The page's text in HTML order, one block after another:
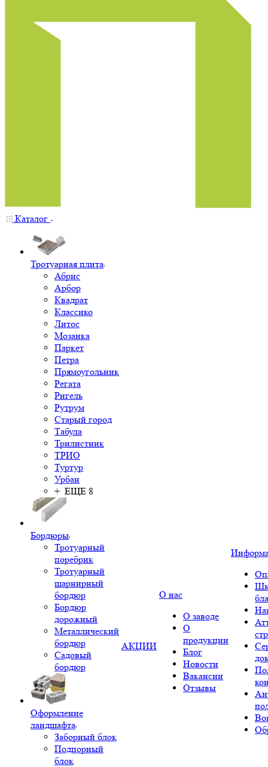
Каталог
Тротуарная плита
Абрис
Арбор
Квадрат
Классико
Литос
Мозаика
Паркет
Петра
Прямоугольник
Регата
Ригель
Рутрум
Старый город
Табула
Трилистник
ТРИО
Туртур
Урбан
+ ЕЩЕ 8
Бордюры
Тротуарный
поребрик
Тротуарный
шарнирный
бордюр
Бордюр
дорожный
Металлический
бордюр
Садовый
бордюр
Оформление
ландшафта
Заборный блок
Подпорный
блок
АКЦИИ
О нас
О заводе
О
продукции
Блог
Новости
Вакансии
Отзывы